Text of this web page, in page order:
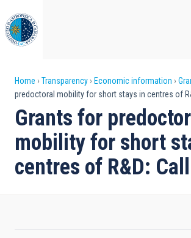
to
main
content
Breadcrumb
Home Transparency Economic information
predoctoral mobility for short stays in centres of
Grants for
mobility for short
centres of R&D: